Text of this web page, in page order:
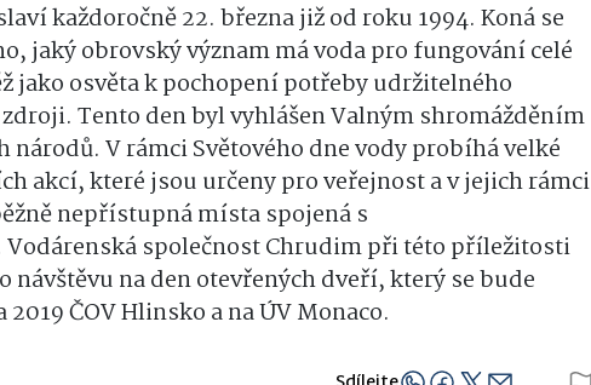
každoročně 22. března již od roku 1994. Koná se
jaký obrovský význam má voda pro fungování celé
jako osvěta k pochopení potřeby udržitelného
Tento den byl vyhlášen Valným shromážděním
národů. V rámci Světového dne vody probíhá velké
akcí, které jsou určeny pro veřejnost a v jejich rámci
nepřístupná místa spojená s
Vodárenská společnost Chrudim při této příležitosti
návštěvu na den otevřených dveří, který se bude
ČOV Hlinsko a na ÚV Monaco.